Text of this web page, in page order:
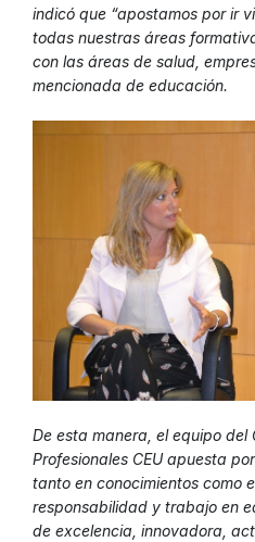
indicó que “apostamos por ir
todas nuestras áreas
con las áreas de salud,
mencionada de educación.
De esta manera, el equipo del
Profesionales CEU apuesta
tanto en conocimientos como
responsabilidad y trabajo en
de excelencia, innovadora,